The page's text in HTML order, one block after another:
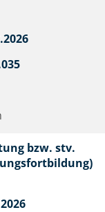
bzw. stv.